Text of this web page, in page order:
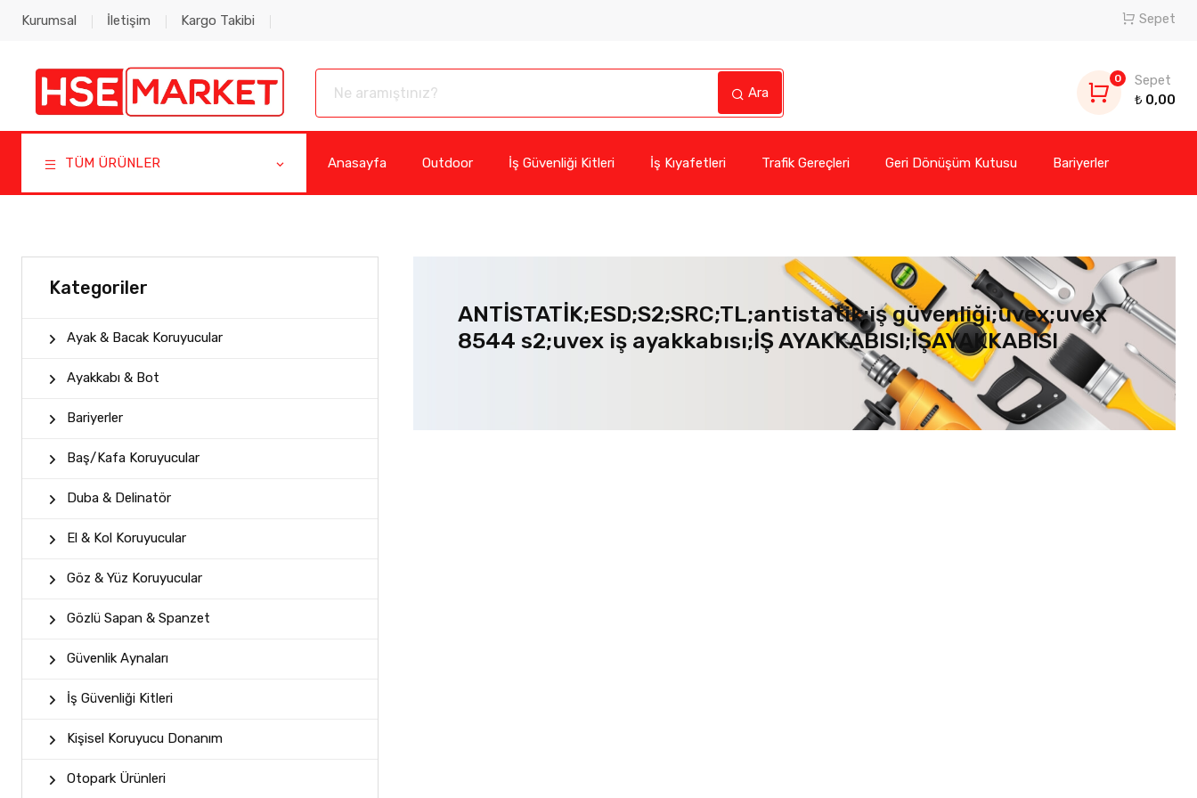
Kurumsal İletişim Kargo Takibi Sepet
Ara
0
Sepet
₺ 0,00
TÜM ÜRÜNLER Anasayfa Outdoor İş Güvenliği Kitleri İş Kıyafetleri Trafik Gereçleri Geri Dönüşüm Kutusu Bariyerler
Kategoriler
Ayak & Bacak Koruyucular
Ayakkabı & Bot
Bariyerler
Baş/Kafa Koruyucular
Duba & Delinatör
El & Kol Koruyucular
Göz & Yüz Koruyucular
Gözlü Sapan & Spanzet
Güvenlik Aynaları
İş Güvenliği Kitleri
Kişisel Koruyucu Donanım
Otopark Ürünleri
ANTİSTATİK;ESD;S2;SRC;TL;antistatik;iş güvenliği;uvex;uvex
8544 s2;uvex iş ayakkabısı;İŞ AYAKKABISI;İŞAYAKKABISI